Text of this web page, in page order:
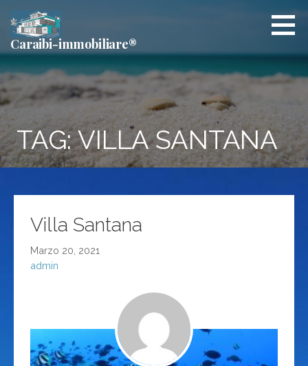
contenuto
Caraibi-immobiliare®
TAG: VILLA SANTANA
Villa Santana
Marzo 20, 2021
admin